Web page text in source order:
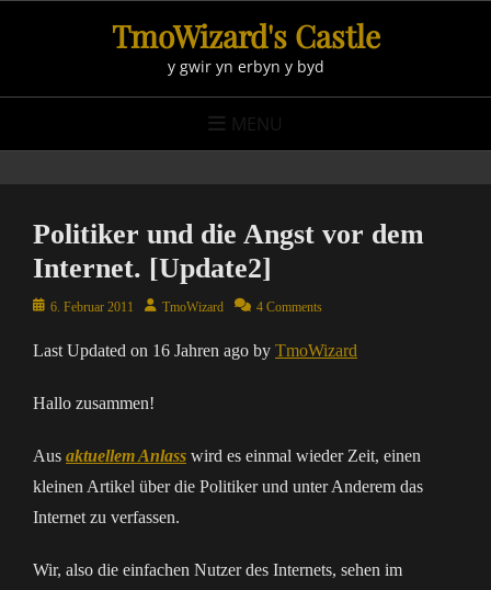
TmoWizard's Castle
y gwir yn erbyn y byd
MENU
Politiker und die Angst vor dem
Internet. [Update2]
Posted6. Februar 2011 AuthorTmoWizard 4 Comments
Last Updated on 16 Jahren ago by TmoWizard
Hallo zusammen!
Aus aktuellem Anlass wird es einmal wieder Zeit, einen
kleinen Artikel über die Politiker und unter Anderem das
Internet zu verfassen.
Wir, also die einfachen Nutzer des Internets, sehen im